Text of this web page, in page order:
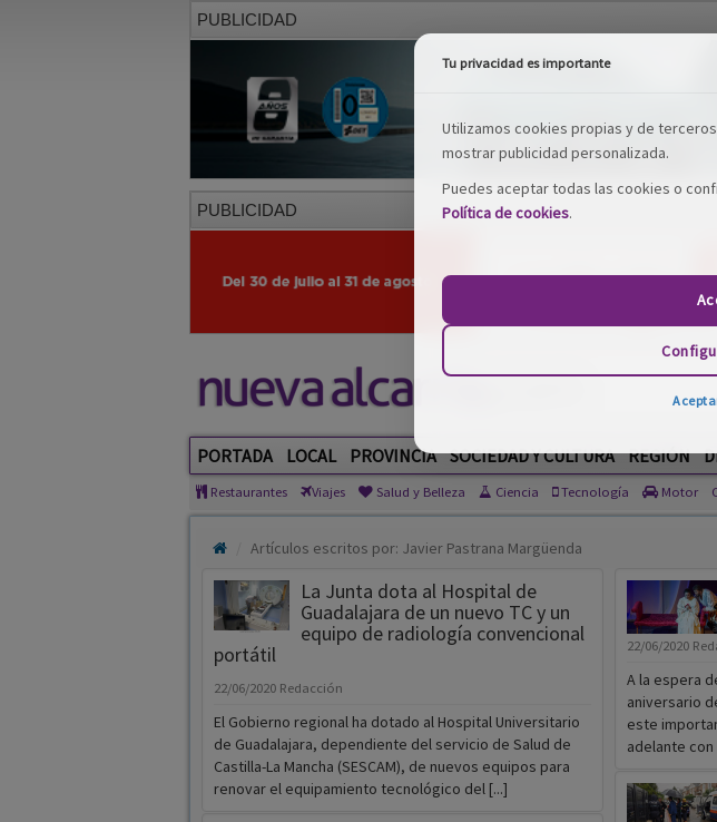
PUBLICIDAD
PUBLICIDAD
PORTADA LOCAL PROVINCIA SOCIEDAD Y CULTURA REGIÓN
Restaurantes Viajes Salud y Belleza Ciencia Tecnología Motor
Artículos escritos por: Javier Pastrana Margüenda
La Junta dota al Hospital de
Guadalajara de un nuevo TC y un
equipo de radiología convencional
portátil
22/06/2020 Redacción
El Gobierno regional ha dotado al Hospital Universitario
de Guadalajara, dependiente del servicio de Salud de
Castilla-La Mancha (SESCAM), de nuevos equipos para
renovar el equipamiento tecnológico del [...]
22/06/2020
A la espera
aniversario
este
adelante con
Tu privacidad es importante
Utilizamos cookies propias y de
mostrar publicidad personalizada.
Puedes aceptar todas las cookies o
Política de cookies.